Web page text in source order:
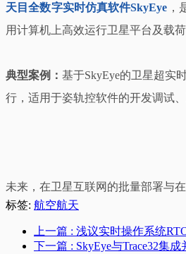
天目全数字实时仿真软件SkyEye ，
用计算机上高效运行卫星平台及载
典型案例：基于SkyEye的卫星超实
行，适用于姿轨控软件的开发调试、
未来，在卫星互联网的批量部署与
标签: 航空航天
上一篇 : 浅议实时操作系统
下一篇 : SkyEye与Trace32集